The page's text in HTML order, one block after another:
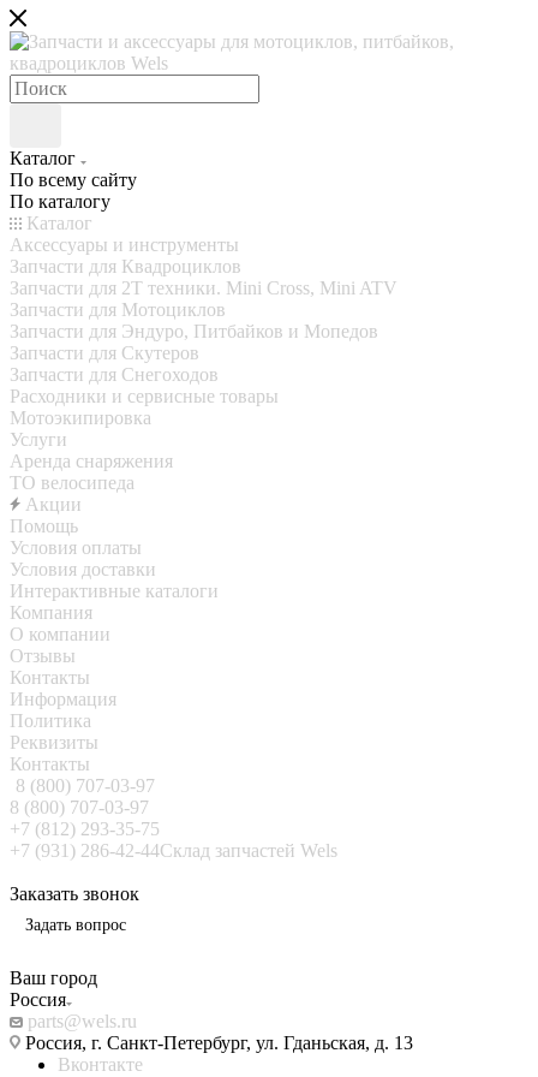
Каталог
По всему сайту
По каталогу
Каталог
Аксессуары и инструменты
Запчасти для Квадроциклов
Запчасти для 2T техники. Mini Cross, Mini ATV
Запчасти для Мотоциклов
Запчасти для Эндуро, Питбайков и Мопедов
Запчасти для Скутеров
Запчасти для Снегоходов
Расходники и сервисные товары
Мотоэкипировка
Услуги
Аренда снаряжения
ТО велосипеда
Акции
Помощь
Условия оплаты
Условия доставки
Интерактивные каталоги
Компания
О компании
Отзывы
Контакты
Информация
Политика
Реквизиты
Контакты
8 (800) 707-03-97
8 (800) 707-03-97
+7 (812) 293-35-75
+7 (931) 286-42-44Склад запчастей Wels
Заказать звонок
Задать вопрос
Ваш город
Россия
parts@wels.ru
Россия, г. Санкт-Петербург, ул. Гданьская, д. 13
Вконтакте